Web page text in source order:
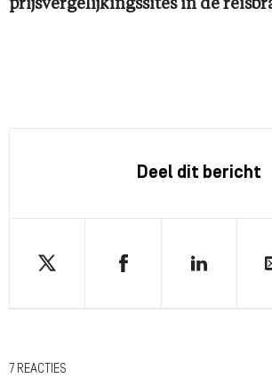
prijsvergelijkingssites in de
Deel dit bericht
7 REACTIES